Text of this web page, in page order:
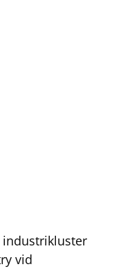
industrikluster
vid